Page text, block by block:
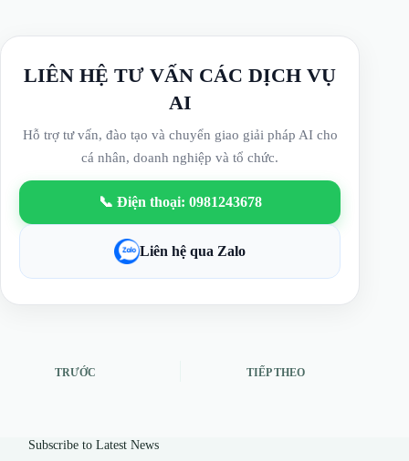
LIÊN HỆ TƯ VẤN CÁC DỊCH VỤ
AI
Hỗ trợ tư vấn, đào tạo và chuyển giao giải pháp AI cho
cá nhân, doanh nghiệp và tổ chức.
📞 Điện thoại: 0981243678
Liên hệ qua Zalo
TRƯỚC TIẾP THEO
Subscribe to Latest News